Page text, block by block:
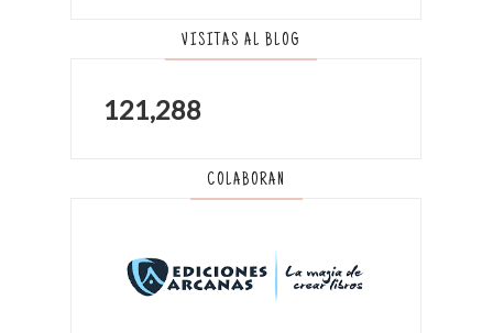
VISITAS AL BLOG
121,288
COLABORAN